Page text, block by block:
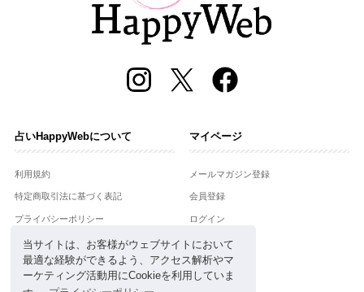
当サイトは、お客様がウェブサイトにおいて
最適な経験ができるよう、アクセス解析やマ
ーケティング活動用にCookieを利用していま
占いHappyWebについて
利用規約
特定商取引法に基づく表記
プライバシーポリシー
運営会社
お問合せ
マイページ
メールマガジン登録
会員登録
ログイン